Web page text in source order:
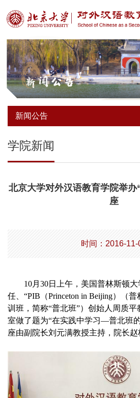
新闻公告
新闻公告
学院新闻
北京大学对外汉语教育学院举办
座
时间：2016-11-
10月 30日上午，美国普林斯顿
任、“PIB （Princeton in Beijing）（普
训班，简称“普北班”）创始人周质
室做了题为“在实践中学习―普北班
座由副院长刘元满教授主持，院长赵